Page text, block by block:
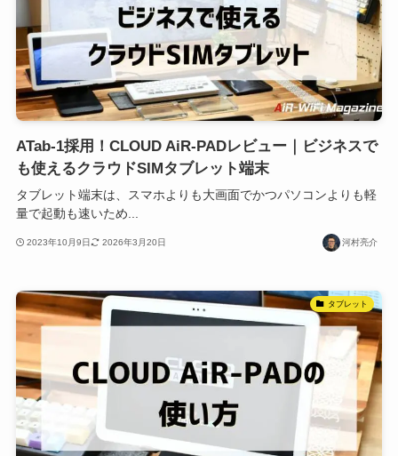
ATab-1採用！CLOUD AiR-PADレビュー｜ビジネスで
も使えるクラウドSIMタブレット端末
タブレット端末は、スマホよりも大画面でかつパソコンよりも軽
量で起動も速いため...
2023年10月9日 2026年3月20日 河村亮介
タブレット